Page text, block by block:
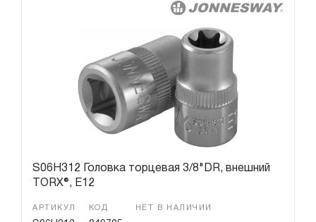
S06H312 Головка торцевая 3/8"DR, внешний
TORX®, Е12
АРТИКУЛ КОД НЕТ В НАЛИЧИИ